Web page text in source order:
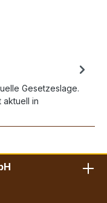
Gesetzeslage.
aktuell in